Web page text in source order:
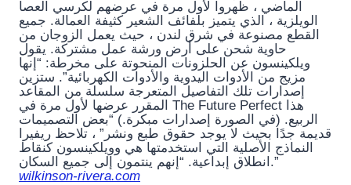
الماضي ، ظهروا لأول مرة في عرضهم لكرسي العصا
الويلزية ، الذي يتميز بلفائف الشعير كثيفة العمالة. جميع
القطع مصنوعة في شرق لندن ، حيث يعمل الزوجان من
حاوية شحن على أرض ورشة عمل مشتركة. يقول
ويلكينسون عن الحلزونات المنحوتة على مخرطة: “إنها
مزيج من الأدوات اليدوية والأدوات الكهربائية”. ستزين
إصدارات تلك التفاصيل المتعرجة سلسلة من المقاعد
المقرر عرضها لأول مرة في The Future Perfect هذا
الربيع. (في الصورة إصدارات مبكرة.) “بعض التصميمات
قديمة جدًا بحيث لا يوجد حقوق طبع ونشر” ، تلاحظ ريفيرا
النماذج الأصلية التي استخدمتها هي وويلكينسون كنقاط
انطلاق إبداعية. “إنهم ينتمون إلى جميع السكان.”
wilkinson-rivera.com